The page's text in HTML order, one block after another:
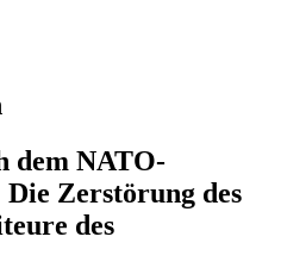
dem NATO-
Zerstörung des
des